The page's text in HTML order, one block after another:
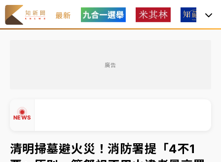
最新
廣告
NEWS
強風長浪襲馬祖！「白海豚」逼近劃設警戒區 違規戲
水觀浪恐重罰失血
白海豚瘦身！中部以北防劇烈降水 本周天氣展望「多
雨不穩定」
清明掃墓避火災！消防署提「4不1